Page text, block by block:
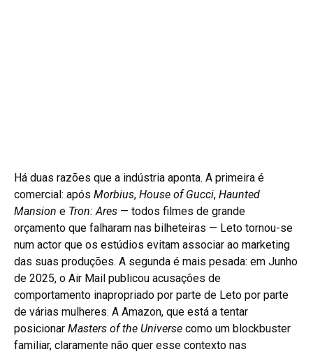
Há duas razões que a indústria aponta. A primeira é
comercial: após Morbius, House of Gucci, Haunted
Mansion e Tron: Ares — todos filmes de grande
orçamento que falharam nas bilheteiras — Leto tornou-se
num actor que os estúdios evitam associar ao marketing
das suas produções. A segunda é mais pesada: em Junho
de 2025, o Air Mail publicou acusações de
comportamento inapropriado por parte de Leto por parte
de várias mulheres. A Amazon, que está a tentar
posicionar Masters of the Universe como um blockbuster
familiar, claramente não quer esse contexto nas